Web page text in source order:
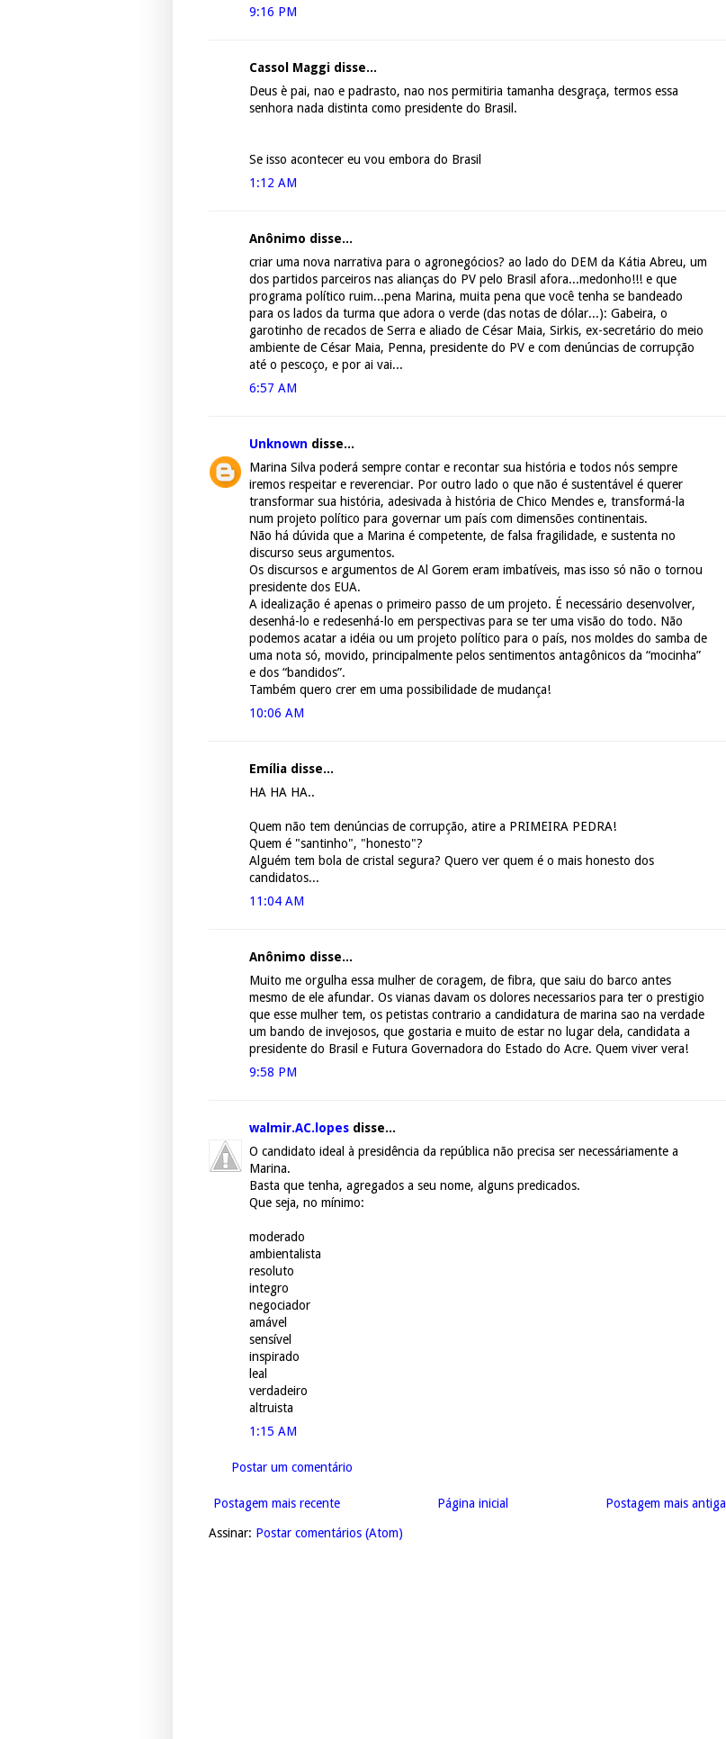
9:16 PM
Cassol Maggi disse...
Deus è pai, nao e padrasto, nao nos permitiria tamanha desgraça, termos essa
senhora nada distinta como presidente do Brasil.
Se isso acontecer eu vou embora do Brasil
1:12 AM
Anônimo disse...
criar uma nova narrativa para o agronegócios? ao lado do DEM da Kátia Abreu, um
dos partidos parceiros nas alianças do PV pelo Brasil afora...medonho!!! e que
programa político ruim...pena Marina, muita pena que você tenha se bandeado
para os lados da turma que adora o verde (das notas de dólar...): Gabeira, o
garotinho de recados de Serra e aliado de César Maia, Sirkis, ex-secretário do meio
ambiente de César Maia, Penna, presidente do PV e com denúncias de corrupção
até o pescoço, e por ai vai...
6:57 AM
Unknown disse...
Marina Silva poderá sempre contar e recontar sua história e todos nós sempre
iremos respeitar e reverenciar. Por outro lado o que não é sustentável é querer
transformar sua história, adesivada à história de Chico Mendes e, transformá-la
num projeto político para governar um país com dimensões continentais.
Não há dúvida que a Marina é competente, de falsa fragilidade, e sustenta no
discurso seus argumentos.
Os discursos e argumentos de Al Gorem eram imbatíveis, mas isso só não o tornou
presidente dos EUA.
A idealização é apenas o primeiro passo de um projeto. É necessário desenvolver,
desenhá-lo e redesenhá-lo em perspectivas para se ter uma visão do todo. Não
podemos acatar a idéia ou um projeto político para o país, nos moldes do samba de
uma nota só, movido, principalmente pelos sentimentos antagônicos da “mocinha”
e dos “bandidos”.
Também quero crer em uma possibilidade de mudança!
10:06 AM
Emília disse...
HA HA HA..
Quem não tem denúncias de corrupção, atire a PRIMEIRA PEDRA!
Quem é "santinho", "honesto"?
Alguém tem bola de cristal segura? Quero ver quem é o mais honesto dos
candidatos...
11:04 AM
Anônimo disse...
Muito me orgulha essa mulher de coragem, de fibra, que saiu do barco antes
mesmo de ele afundar. Os vianas davam os dolores necessarios para ter o prestigio
que esse mulher tem, os petistas contrario a candidatura de marina sao na verdade
um bando de invejosos, que gostaria e muito de estar no lugar dela, candidata a
presidente do Brasil e Futura Governadora do Estado do Acre. Quem viver vera!
9:58 PM
walmir.AC.lopes disse...
O candidato ideal à presidência da república não precisa ser necessáriamente a
Marina.
Basta que tenha, agregados a seu nome, alguns predicados.
Que seja, no mínimo:
moderado
ambientalista
resoluto
integro
negociador
amável
sensível
inspirado
leal
verdadeiro
altruista
1:15 AM
Postar um comentário
Postagem mais recente Postagem mais antiga
Página inicial
Assinar: Postar comentários (Atom)